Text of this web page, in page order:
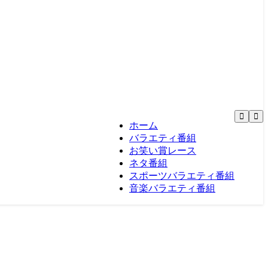
ホーム
バラエティ番組
お笑い賞レース
ネタ番組
スポーツバラエティ番組
音楽バラエティ番組